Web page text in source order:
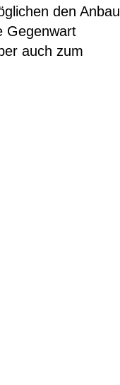
den Anbau
Gegenwart
auch zum